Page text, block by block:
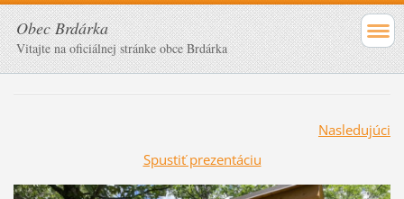
Obec Brdárka
Vitajte na oficiálnej stránke obce Brdárka
Nasledujúci
Spustiť prezentáciu